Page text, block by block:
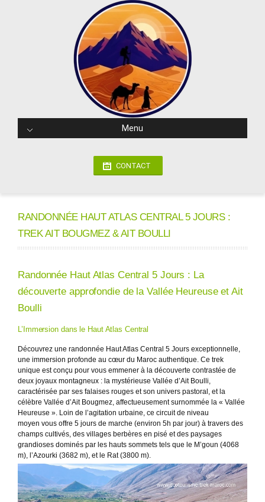
Menu
CONTACT
RANDONNÉE HAUT ATLAS CENTRAL 5 JOURS :
TREK AIT BOUGMEZ & AIT BOULLI
Randonnée Haut Atlas Central 5 Jours : La
découverte approfondie de la Vallée Heureuse et Ait
Boulli
L’Immersion dans le Haut Atlas Central
Découvrez une randonnée Haut Atlas Central 5 Jours exceptionnelle,
une immersion profonde au cœur du Maroc authentique. Ce trek
unique est conçu pour vous emmener à la découverte contrastée de
deux joyaux montagneux : la mystérieuse Vallée d’Ait Boulli,
caractérisée par ses falaises rouges et son univers pastoral, et la
célèbre Vallée d’Ait Bougmez, affectueusement surnommée la « Vallée
Heureuse ». Loin de l’agitation urbaine, ce circuit de niveau
moyen vous offre 5 jours de marche (environ 5h par jour) à travers des
champs cultivés, des villages berbères en pisé et des paysages
grandioses dominés par les hauts sommets tels que le M’goun (4068
m), l’Azourki (3682 m), et le Rat (3800 m).